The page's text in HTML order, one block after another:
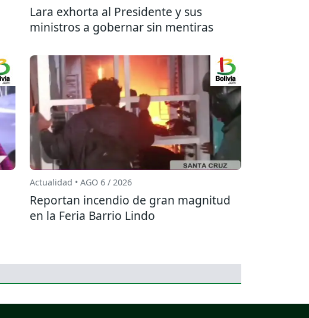
Lara exhorta al Presidente y sus
ministros a gobernar sin mentiras
Actualidad • AGO 6 / 2026
Reportan incendio de gran magnitud
en la Feria Barrio Lindo